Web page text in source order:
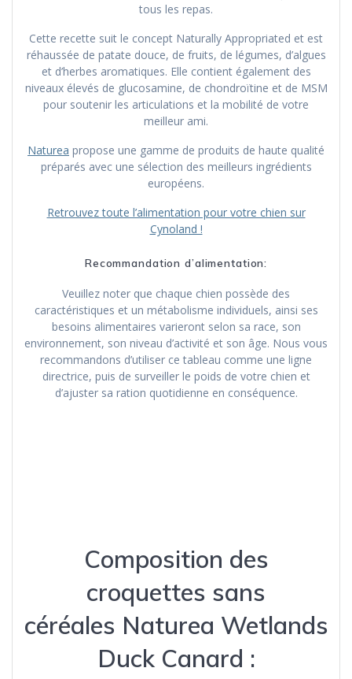
tous les repas.
Cette recette suit le concept Naturally Appropriated et est
réhaussée de patate douce, de fruits, de légumes, d’algues
et d’herbes aromatiques. Elle contient également des
niveaux élevés de glucosamine, de chondroïtine et de MSM
pour soutenir les articulations et la mobilité de votre
meilleur ami.
Naturea propose une gamme de produits de haute qualité
préparés avec une sélection des meilleurs ingrédients
européens.
Retrouvez toute l’alimentation pour votre chien sur
Cynoland !
Recommandation d’alimentation:
Veuillez noter que chaque chien possède des
caractéristiques et un métabolisme individuels, ainsi ses
besoins alimentaires varieront selon sa race, son
environnement, son niveau d’activité et son âge. Nous vous
recommandons d’utiliser ce tableau comme une ligne
directrice, puis de surveiller le poids de votre chien et
d’ajuster sa ration quotidienne en conséquence.
Composition des
croquettes sans
céréales Naturea Wetlands
Duck Canard :